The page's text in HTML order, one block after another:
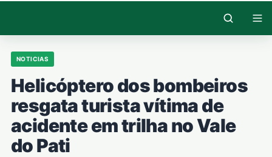
NOTICIAS
Helicóptero dos bombeiros
resgata turista vítima de
acidente em trilha no Vale
do Pati